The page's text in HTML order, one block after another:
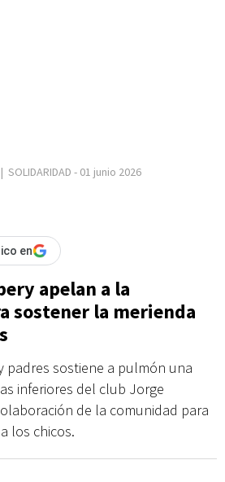
| SOLIDARIDAD - 01 junio 2026
en
apelan a la
sostener la merienda
padres sostiene a pulmón una
inferiores del club Jorge
de la comunidad para
los chicos.